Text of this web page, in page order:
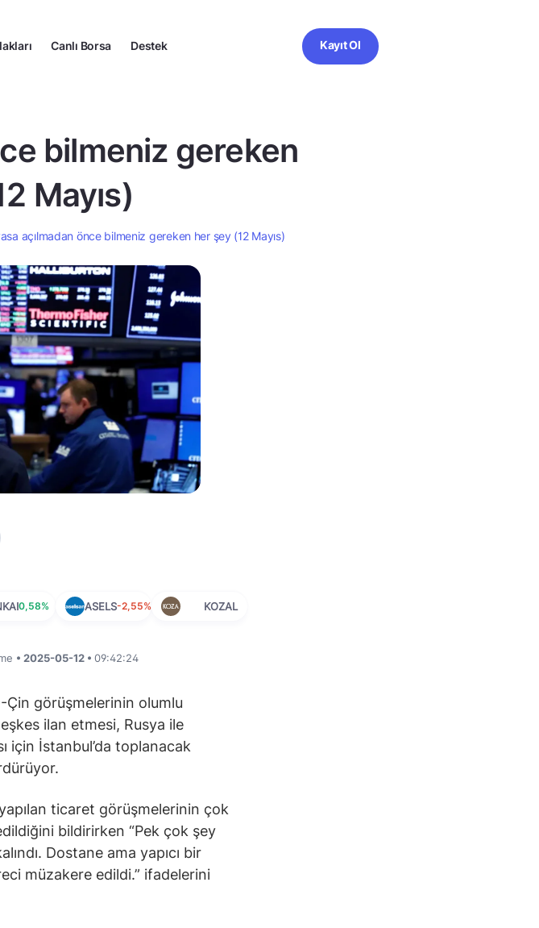
Canlı Borsa Destek Kayıt Ol
bilmeniz gereken
Mayıs)
açılmadan önce bilmeniz gereken her şey (12 Mayıs)
0,58% ASELS-2,55% KOZAL
• 2025-05-12 • 09:42:24
Çin görüşmelerinin olumlu
ilan etmesi, Rusya ile
için İstanbul’da toplanacak
ticaret görüşmelerinin çok
bildirirken “Pek çok şey
Dostane ama yapıcı bir
müzakere edildi.” ifadelerini